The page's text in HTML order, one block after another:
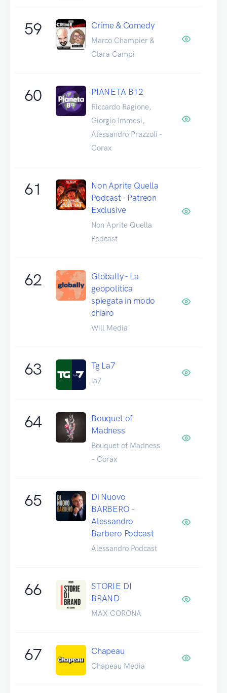
59 Crime & Comedy
Marco Champier &
Clara Campi
60 PIANETA B12
Riccardo Ragione,
Giorgio Immesi,
Alessandro Prazzoli -
Corax
61
Non Aprite Quella
Podcast - Patreon
Exclusive
Non Aprite Quella
Podcast
62
Globally - La
geopolitica
spiegata in modo
chiaro
Will Media
63 Tg La7
la7
64
Bouquet of
Madness
Bouquet of Madness
– Corax
65
Di Nuovo
BARBERO -
Alessandro
Barbero Podcast
Alessandro Podcast
66
STORIE DI
BRAND
MAX CORONA
67 Chapeau
Chapeau Media